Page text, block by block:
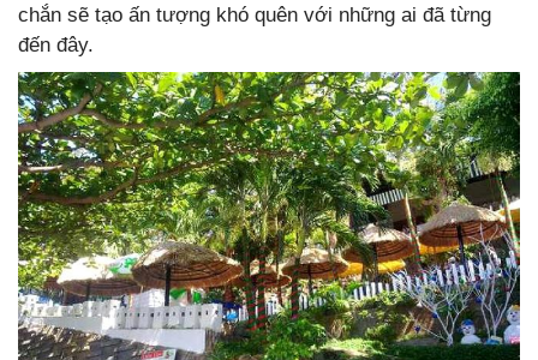
chắn sẽ tạo ấn tượng khó quên với những ai đã từng
đến đây.